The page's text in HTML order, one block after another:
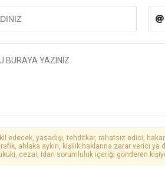
edecek, yasadışı, tehditkar, rahatsız edici,
ahlaka aykırı, kişilik haklarına zarar verici
cezai, idari sorumluluk içeriği gönderen